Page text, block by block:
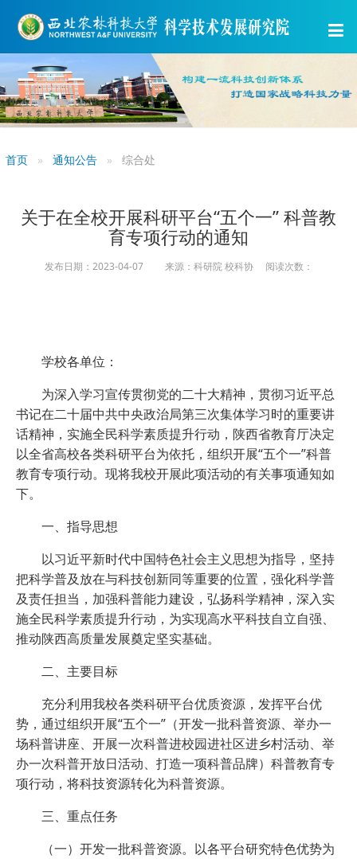
首页 通知公告 综合处
关于在全校开展科研平台“五个一” 科普教
育专项行动的通知
发布日期：2023-04-07 来源：科研院 校科协 阅读次数：
学校各单位：
为深入学习宣传贯彻党的二十大精神，贯彻习近平总
书记在二十届中共中央政治局第三次集体学习时的重要讲
话精神，实施全民科学素质提升行动，陕西省教育厅决定
以全省高校各类科研平台为依托，组织开展“五个一”科普
教育专项行动。现将我校开展此项活动的有关事项通知如
下。
一、指导思想
以习近平新时代中国特色社会主义思想为指导，坚持
把科学普及放在与科技创新同等重要的位置，强化科学普
及责任担当，加强科普能力建设，弘扬科学精神，深入实
施全民科学素质提升行动，为实现高水平科技自立自强、
推动陕西高质量发展奠定坚实基础。
二、主要目标
充分利用我校各类科研平台优质资源，发挥平台优
势，通过组织开展“五个一”（开发一批科普资源、举办一
场科普讲座、开展一次科普进校园进社区进乡村活动、举
办一次科普开放日活动、打造一项科普品牌）科普教育专
项行动，将科技资源转化为科普资源。
三、重点任务
（一）开发一批科普资源。以各平台研究特色优势为